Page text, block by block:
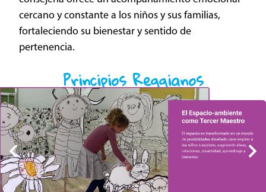
cercano y constante a los niños y sus familias,
fortaleciendo su bienestar y sentido de
pertenencia.
Principios Reggianos